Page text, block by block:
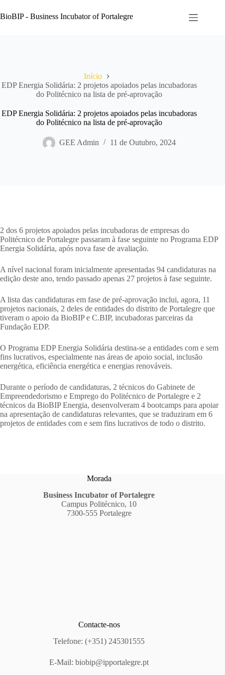
para
o
BioBIP - Business Incubator of Portalegre
Início
EDP Energia Solidária: 2 projetos apoiados pelas incubadoras
do Politécnico na lista de pré-aprovação
EDP Energia Solidária: 2 projetos apoiados pelas incubadoras
do Politécnico na lista de pré-aprovação
GEE Admin 11 de Outubro, 2024
2 dos 6 projetos apoiados pelas incubadoras de empresas do
Politécnico de Portalegre passaram à fase seguinte no Programa EDP
Energia Solidária, após nova fase de avaliação.
A nível nacional foram inicialmente apresentadas 94 candidaturas na
edição deste ano, tendo passado apenas 27 projetos à fase seguinte.
A lista das candidaturas em fase de pré-aprovação inclui, agora, 11
projetos nacionais, 2 deles de entidades do distrito de Portalegre que
tiveram o apoio da BioBIP e C.BIP, incubadoras parceiras da
Fundação EDP.
O Programa EDP Energia Solidária destina-se a entidades com e sem
fins lucrativos, especialmente nas áreas de apoio social, inclusão
energética, eficiência energética e energias renováveis.
Durante o período de candidaturas, 2 técnicos do Gabinete de
Empreendedorismo e Emprego do Politécnico de Portalegre e 2
técnicos da BioBIP Energia, desenvolveram 4 bootcamps para apoiar
na apresentação de candidaturas relevantes, que se traduziram em 6
projetos de entidades com e sem fins lucrativos de todo o distrito.
Morada
Business Incubator of Portalegre
Campus Politécnico, 10
7300-555 Portalegre
Contacte-nos
Telefone: (+351) 245301555
E-Mail:biobip@ipportalegre.pt